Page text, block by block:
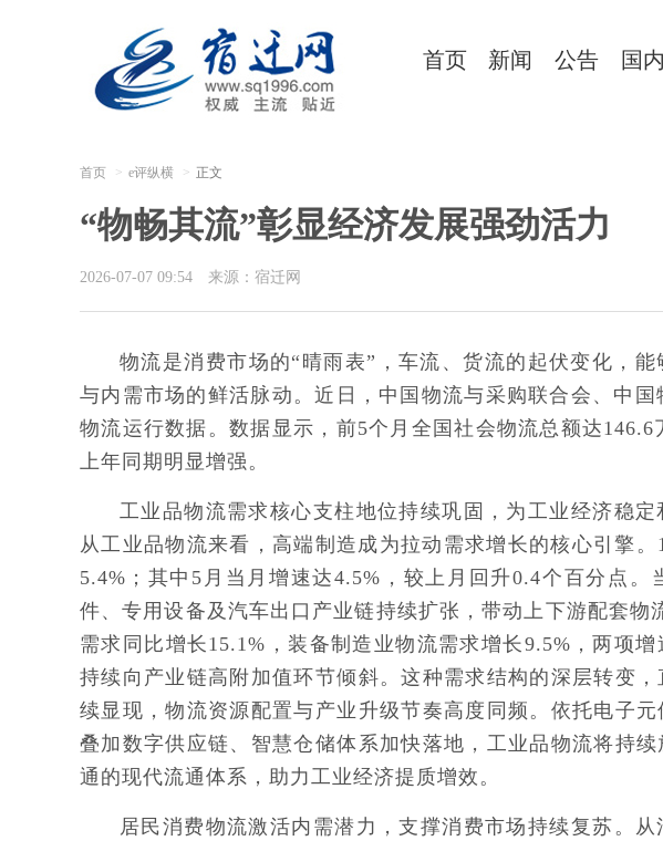
首页 新闻 公告 国内
首页 e评纵横 正文
“物畅其流”彰显经济发展强劲活力
2026-07-07 09:54 来源：宿迁网
物流是消费市场的“晴雨表”，车流、货流的起伏变化，
与内需市场的鲜活脉动。近日，中国物流与采购联合会、中
物流运行数据。数据显示，前5个月全国社会物流总额达
上年同期明显增强。
工业品物流需求核心支柱地位持续巩固，为工业经济稳定
从工业品物流来看，高端制造成为拉动需求增长的核心引擎
5.4%；其中5月当月增速达4.5%，较上月回升0.4个百分点
件、专用设备及汽车出口产业链持续扩张，带动上下游配套物
需求同比增长15.1%，装备制造业物流需求增长9.5%，两项
持续向产业链高附加值环节倾斜。这种需求结构的深层转变
续显现，物流资源配置与产业升级节奏高度同频。依托电子
叠加数字供应链、智慧仓储体系加快落地，工业品物流将持
通的现代流通体系，助力工业经济提质增效。
居民消费物流激活内需潜力，支撑消费市场持续复苏。